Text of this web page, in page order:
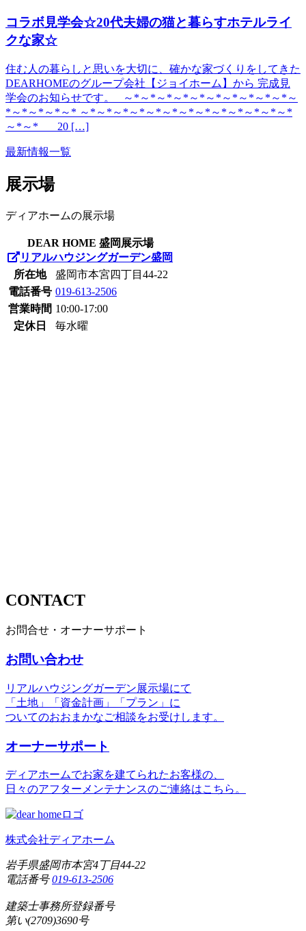
コラボ見学会☆20代夫婦の猫と暮らすホテルライ
クな家☆
住む人の暮らしと思いを大切に、確かな家づくりをしてきた
DEARHOMEのグループ会社【ジョイホーム】から 完成見
学会のお知らせです。 ～*～*～*～*～*～*～*～*～*～*～
*～*～*～*～* ～*～*～*～*～*～*～*～*～*～*～*～*～*
～*～* 20 […]
最新情報一覧
展示場
ディアホームの展示場
DEAR HOME 盛岡展示場
リアルハウジングガーデン盛岡
所在地
盛岡市本宮四丁目44-22
電話番号 019-613-2506
営業時間 10:00-17:00
定休日
毎水曜
CONTACT
お問合せ・オーナーサポート
お問い合わせ
リアルハウジングガーデン展示場にて
「土地」「資金計画」「プラン」に
ついてのおおまかなご相談をお受けします。
オーナーサポート
ディアホームでお家を建てられたお客様の、
日々のアフターメンテナンスのご連絡はこちら。
株式会社ディアホーム
岩手県盛岡市本宮4丁目44-22
電話番号019-613-2506
建築士事務所登録番号
第い(2709)3690号